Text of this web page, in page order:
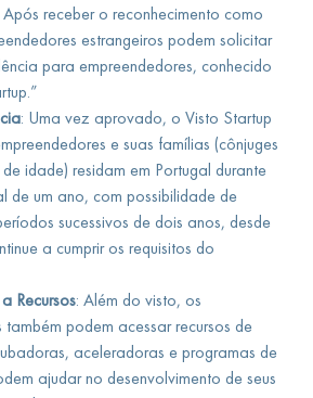
Após receber o reconhecimento como
estrangeiros podem solicitar
para empreendedores, conhecido
: Uma vez aprovado, o Visto Startup
e suas famílias (cônjuges
idade) residam em Portugal durante
de um ano, com possibilidade de
sucessivos de dois anos, desde
a cumprir os requisitos do
Recursos: Além do visto, os
também podem acessar recursos de
aceleradoras e programas de
ajudar no desenvolvimento de seus